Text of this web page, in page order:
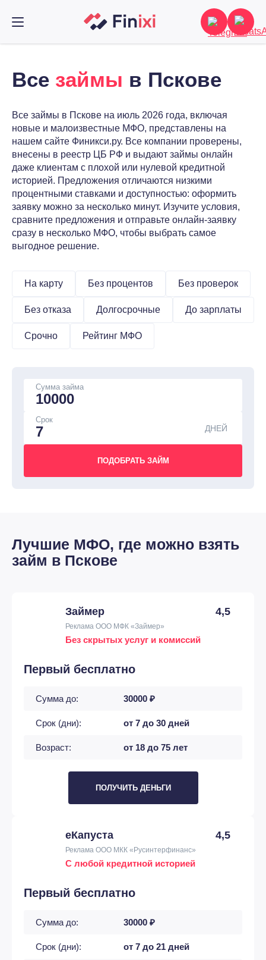
Все займы в Пскове
Все займы в Пскове на июль 2026 года, включая
новые и малоизвестные МФО, представлены на
нашем сайте Финикси.ру. Все компании проверены,
внесены в реестр ЦБ РФ и выдают займы онлайн
даже клиентам с плохой или нулевой кредитной
историей. Предложения отличаются низкими
процентными ставками и доступностью: оформить
заявку можно за несколько минут. Изучите условия,
сравните предложения и отправьте онлайн-заявку
сразу в несколько МФО, чтобы выбрать самое
выгодное решение.
На карту Без процентов Без проверок
Без отказа Долгосрочные До зарплаты
Срочно Рейтинг МФО
Сумма займа
Срок
ДНЕЙ
Лучшие МФО, где можно взять
займ в Пскове
Займер 4,5
Реклама ООО МФК «Займер»
Без скрытых услуг и комиссий
Первый бесплатно
Сумма до: 30000 ₽
Срок (дни): от 7 до 30 дней
Возраст: от 18 до 75 лет
ПОЛУЧИТЬ ДЕНЬГИ
еКапуста 4,5
Реклама ООО МКК «Русинтерфинанс»
С любой кредитной историей
Первый бесплатно
Сумма до: 30000 ₽
Срок (дни): от 7 до 21 дней